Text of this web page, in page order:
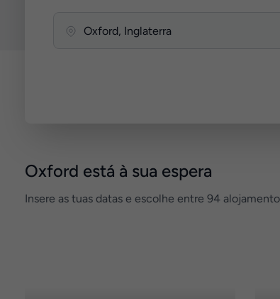
Oxford está à sua espera
Insere as tuas datas e escolhe entre 94